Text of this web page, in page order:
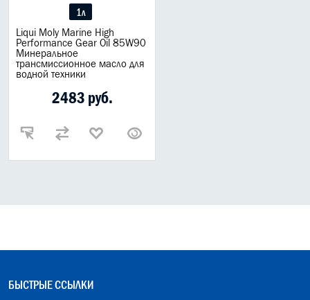
1л
Liqui Moly Marine High
Performance Gear Oil 85W90
Минеральное
трансмиссионное масло для
водной техники
2483 руб.
БЫСТРЫЕ ССЫЛКИ